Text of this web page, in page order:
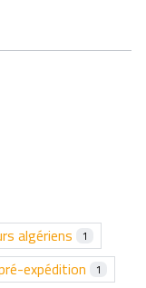
algériens 1
expédition 1